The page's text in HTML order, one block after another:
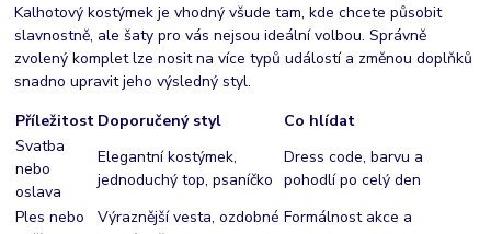
Kalhotový kostýmek je vhodný všude tam, kde chcete působit
slavnostně, ale šaty pro vás nejsou ideální volbou. Správně
zvolený komplet lze nosit na více typů událostí a změnou doplňků
snadno upravit jeho výsledný styl.
Příležitost Doporučený styl
Co hlídat
Svatba
nebo
oslava
Elegantní kostýmek,
jednoduchý top, psaníčko
Dress code, barvu a
pohodlí po celý den
Ples nebo
Výraznější vesta, ozdobné Formálnost akce a